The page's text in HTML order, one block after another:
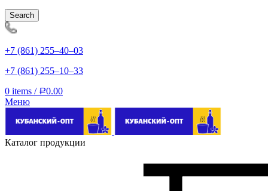
Search
+7 (861) 255‒40‒03
+7 (861) 255‒10‒33
0 items / Р0.00
Меню
Каталог продукции